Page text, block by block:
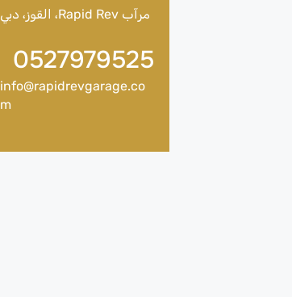
مرآب Rapid Rev، القوز، دبي
0527979525
info@rapidrevgarage.co
m